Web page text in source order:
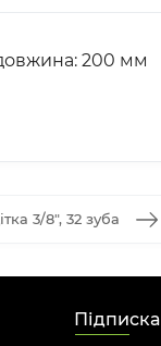
довжина: 200 мм
3/8", 32 зуба
Підписка